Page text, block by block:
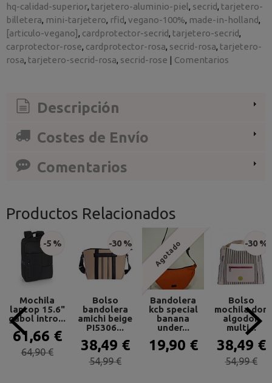
hq-calidad-superior tarjetero-aluminio-piel secrid tarjetero-
billetera mini-tarjetero rfid vegano-100% made-in-holland
[articulo-vegano] cardprotector-secrid tarjetero-secrid
carprotector-rose cardprotector-rosa secrid-rosa tarjetero-
rosa tarjetero-secrid-rosa secrid-rose | Comentarios
Descripción
Costes de Envío
Comentarios
Productos Relacionados
-5 %
Mochila
laptop 15.6"
gabol intro...
61,66 €
64,90 €
-30 %
Bolso
bandolera
amichi beige
PI5306...
38,49 €
54,99 €
Agotado
Bandolera
kcb special
banana
under...
19,90 €
-30 %
Bolso
mochila don
algodon
multi...
38,49 €
54,99 €